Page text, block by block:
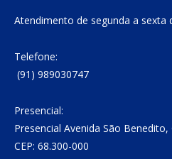
Atendimento de segunda a sexta
Telefone:
(91) 989030747
Presencial:
Presencial Avenida São
CEP: 68.300-000